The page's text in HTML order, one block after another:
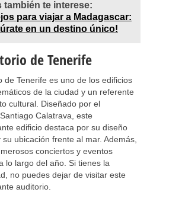
también te interese:
para viajar a Madagascar:
en un destino único!
de Tenerife
de Tenerife es uno de los edificios
de la ciudad y un referente
cultural. Diseñado por el
Calatrava, este
edificio destaca por su diseño
ubicación frente al mar. Además,
conciertos y eventos
lo largo del año. Si tienes la
no puedes dejar de visitar este
auditorio.